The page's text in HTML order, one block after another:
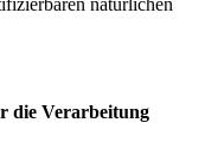
die Verarbeitung